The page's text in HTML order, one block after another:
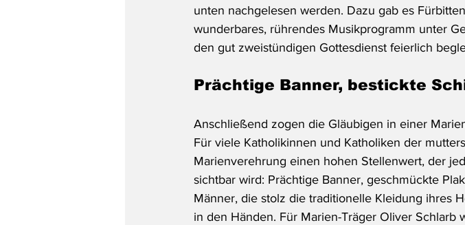
unten nachgelesen werden. Dazu gab es
wunderbares, rührendes Musikprogramm unter
den gut zweistündigen Gottesdienst feierlich
Prächtige Banner, bestickte
Anschließend zogen die Gläubigen in einer
Für viele Katholikinnen und Katholiken der
Marienverehrung einen hohen Stellenwert, der
sichtbar wird: Prächtige Banner, geschmückte
Männer, die stolz die traditionelle Kleidung ihres
in den Händen. Für Marien-Träger Oliver Schlarb